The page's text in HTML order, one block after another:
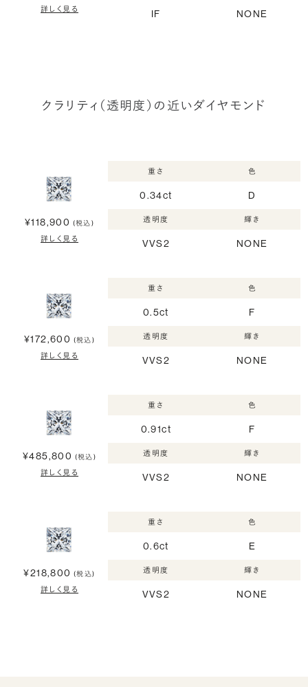
詳しく見る IF NONE
クラリティ（透明度）の近いダイヤモンド
¥118,900 (税込)
詳しく見る
重さ
0.34ct
色
D
透明度
VVS2
輝き
NONE
¥172,600 (税込)
詳しく見る
重さ
0.5ct
色
F
透明度
VVS2
輝き
NONE
¥485,800 (税込)
詳しく見る
重さ
0.91ct
色
F
透明度
VVS2
輝き
NONE
¥218,800 (税込)
詳しく見る
重さ
0.6ct
色
E
透明度
VVS2
輝き
NONE